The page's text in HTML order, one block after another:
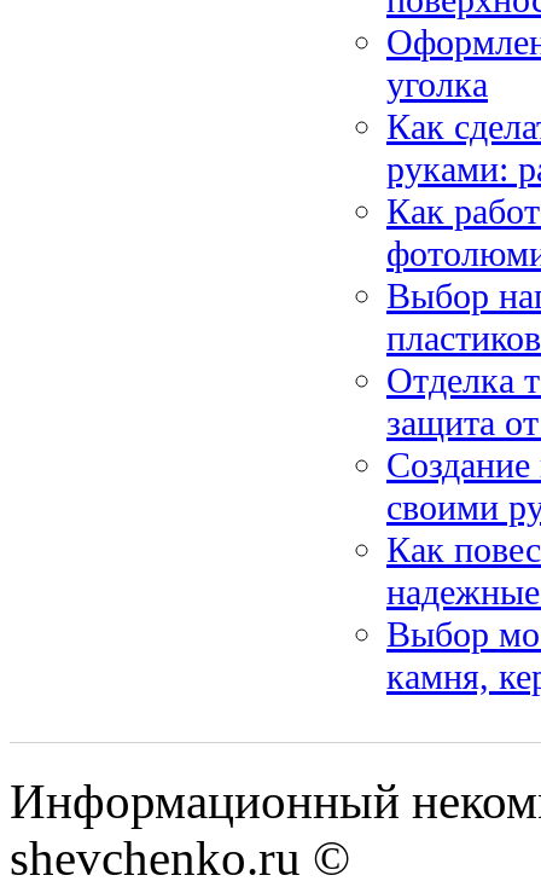
уголка
Как
руками:
Как
Выбор
Отделка
защита
своими
Как
Выбор
камня,
Информационный
shevchenko.ru ©